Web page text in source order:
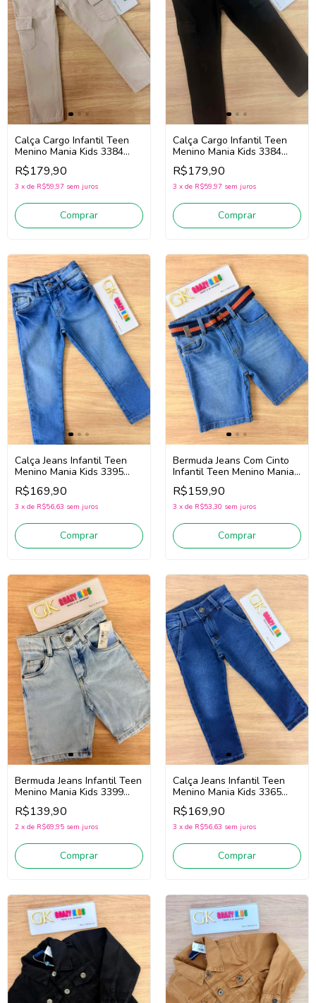
Calça Cargo Infantil Teen
Menino Mania Kids 3384
(Areia)
R$179,90
3 x de R$59,97 sem juros
Comprar
Calça Cargo Infantil Teen
Menino Mania Kids 3384
(Preto)
R$179,90
3 x de R$59,97 sem juros
Comprar
Calça Jeans Infantil Teen
Menino Mania Kids 3395
(Jeans Claro)
R$169,90
3 x de R$56,63 sem juros
Comprar
Bermuda Jeans Com Cinto
Infantil Teen Menino Mania
Kids 3398 (Jeans Médio)
R$159,90
3 x de R$53,30 sem juros
Comprar
Bermuda Jeans Infantil Teen
Menino Mania Kids 3399
(Jeans Claro)
R$139,90
2 x de R$69,95 sem juros
Comprar
Calça Jeans Infantil Teen
Menino Mania Kids 3365
(Jeans Escuro)
R$169,90
3 x de R$56,63 sem juros
Comprar